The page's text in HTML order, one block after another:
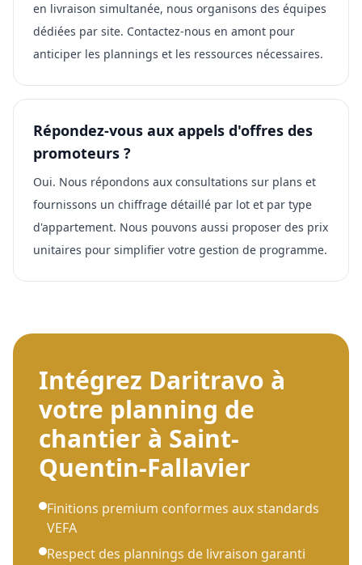
en livraison simultanée, nous organisons des équipes
dédiées par site. Contactez-nous en amont pour
anticiper les plannings et les ressources nécessaires.
Répondez-vous aux appels d'offres des
promoteurs ?
Oui. Nous répondons aux consultations sur plans et
fournissons un chiffrage détaillé par lot et par type
d'appartement. Nous pouvons aussi proposer des prix
unitaires pour simplifier votre gestion de programme.
Intégrez Daritravo à
votre planning de
chantier à Saint-
Quentin-Fallavier
Finitions premium conformes aux standards
VEFA
Respect des plannings de livraison garanti